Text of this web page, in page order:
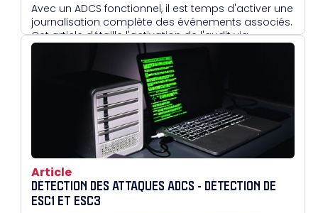
Avec un ADCS fonctionnel, il est temps d'activer une
journalisation complète des événements associés.
Cet article détaille l'activation de l'audit via
l'interface graphique ou en PowerShell, afin de
surveiller les opérations critiques.
Article
DÉTECTION DES ATTAQUES ADCS - DÉTECTION DE
ESC1 ET ESC3